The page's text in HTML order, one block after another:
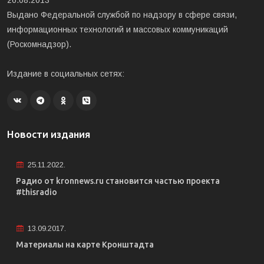
Выдано Федеральной службой по надзору в сфере связи,
информационных технологий и массовых коммуникаций
(Роскомнадзор).
Издание в социальных сетях:
Новости издания
25.11.2022.
Радио от kronnews.ru становится частью проекта
#thisradio
13.09.2017.
Материалы на карте Кронштадта